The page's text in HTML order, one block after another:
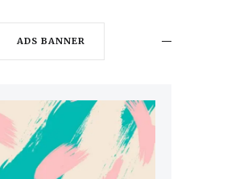
ADS BANNER